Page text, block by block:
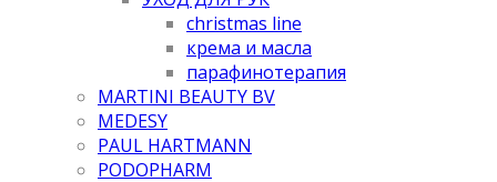
christmas line
крема и масла
парафинотерапия
MARTINI BEAUTY BV
MEDESY
PAUL HARTMANN
PODOPHARM